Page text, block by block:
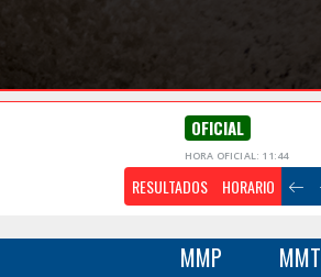
OFICIAL
HORA OFICIAL: 11:44
RESULTADOS HORARIO
MMP MMT